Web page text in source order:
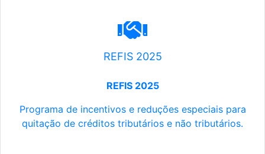
REFIS 2025
REFIS 2025
Programa de incentivos e reduções especiais para
quitação de créditos tributários e não tributários.